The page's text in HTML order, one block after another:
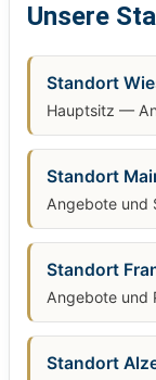
Unsere
Standort
Hauptsitz —
Standort
Angebote und
Standort
Angebote und
Standort